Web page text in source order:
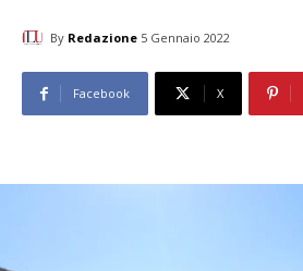
By Redazione 5 Gennaio 2022
Facebook X